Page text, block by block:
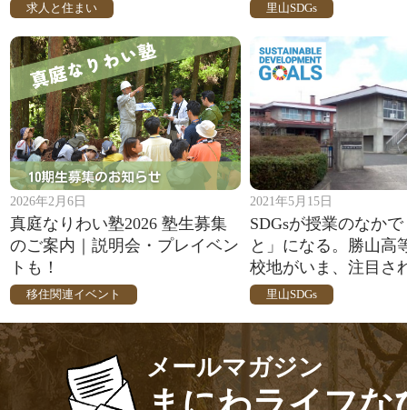
求人と住まい 里山SDGs
2026年2月6日
真庭なりわい塾2026 塾生募集
のご案内｜説明会・プレイベン
トも！
移住関連イベント
2021年5月15日
SDGsが授業のなか
と」になる。勝山高
校地がいま、注目さ
里山SDGs
メールマガジン